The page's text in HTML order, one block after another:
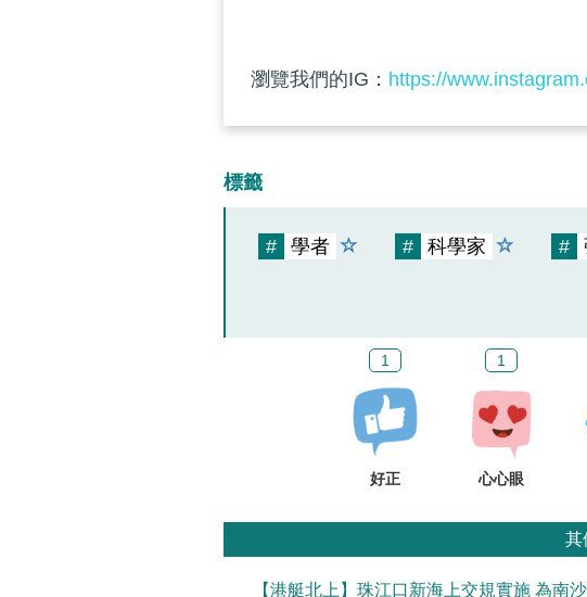
瀏覽我們的IG： https://
標籤
# 學者 # 科學家 #
1
好正
1
心心眼
其
【港艇北上】珠江口新海上交規實施 為南